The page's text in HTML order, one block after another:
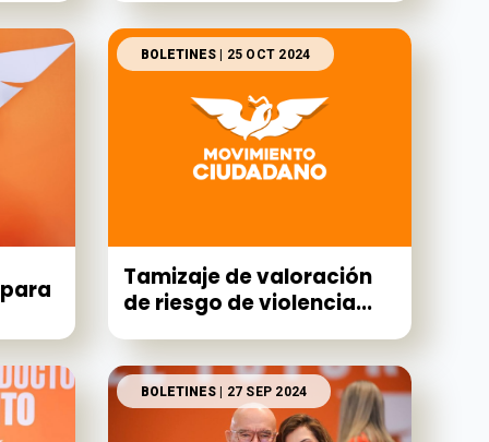
BOLETINES | 25 OCT 2024
Tamizaje de valoración
de riesgo de violencia...
BOLETINES | 27 SEP 2024